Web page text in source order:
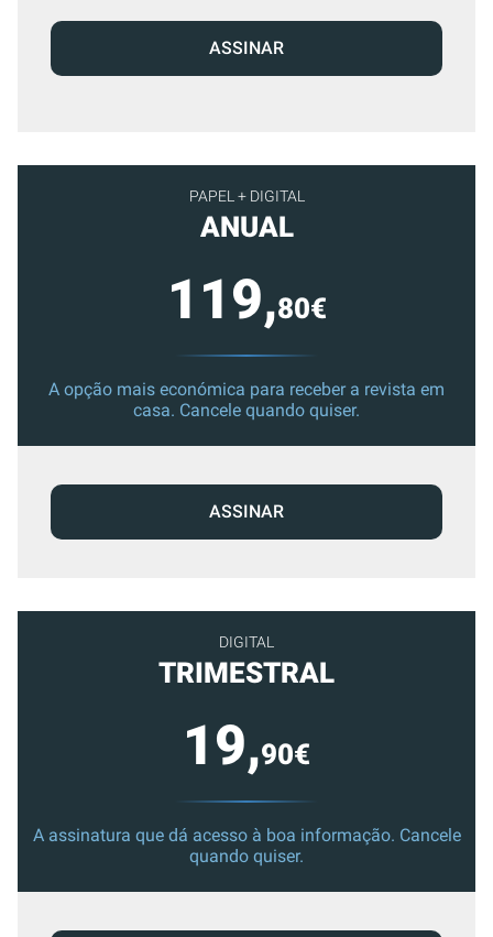
PAPEL + DIGITAL
ANUAL
119,80€
A opção mais económica para receber a revista em
casa. Cancele quando quiser.
ASSINAR
DIGITAL
TRIMESTRAL
19,90€
A assinatura que dá acesso à boa informação. Cancele
quando quiser.
ASSINAR